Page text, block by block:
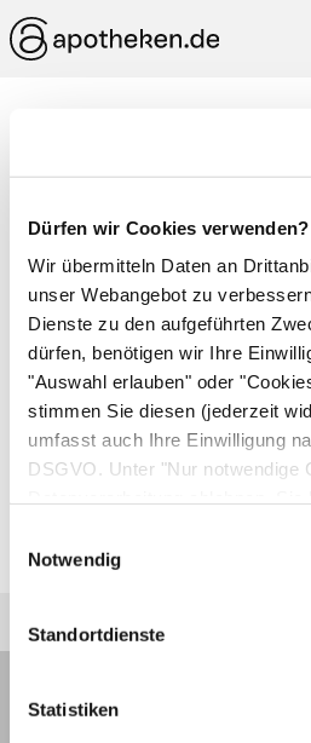
Dürfen wir Cookies verwenden?
Wir übermitteln Daten an
unser Webangebot zu
Dienste zu den aufgeführten
dürfen, benötigen wir Ihre
"Auswahl erlauben" oder
stimmen Sie diesen (jederzeit
umfasst auch Ihre Einwilligung
DSGVO. Unter "Nur notwendige
Notwendig
Standortdienste
Statistiken
Gangunsicherheit
Schwankender, nicht
allem ältere Patienten
Gangunsicherheiten mit
Stürze .
den Patienten schwindelig
Gehirn schlecht durchblutet
zu niedrig ist oder wenn
vonArthrose
betroffen
Schlafmittel rufen am
Gangunsicherheiten hervor.